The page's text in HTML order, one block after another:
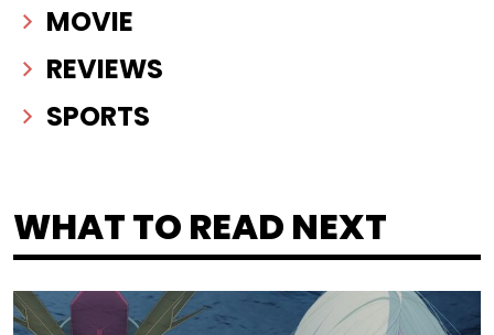
MOVIE
REVIEWS
SPORTS
WHAT TO READ NEXT